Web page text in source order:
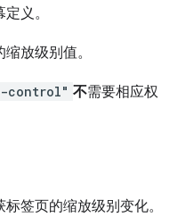
义。
放级别值。
control" 不需要相应权
签页的缩放级别变化。